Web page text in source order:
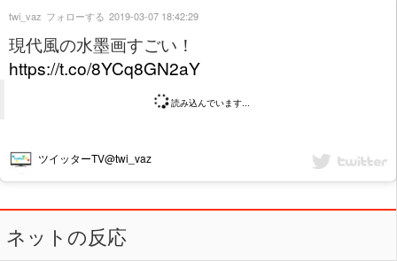
現代風の水墨画すごい！
https://t.co/8YCq8GN2aY
読み込んでいます...
ツイッターTV@twi_vaz
twi_vaz フォローする 2019-03-07 18:42:29
ネットの反応